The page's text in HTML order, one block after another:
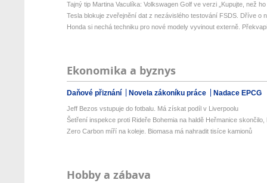
Tajný tip Martina Vaculíka: Volkswagen Golf ve verzi „Kupujte, než ho
Tesla blokuje zveřejnění dat z nezávislého testování FSDS. Dříve o
Honda si nechá techniku pro nové modely vyvinout externě.
Ekonomika a byznys
Daňové přiznání Novela zákoníku práce Nadace EPCG
Jeff Bezos vstupuje do fotbalu. Má získat podíl v Liverpoolu
Šetření inspekce proti Rideře Bohemia na haldě Heřmanice skončilo,
Zero Carbon míří na koleje. Biomasa má nahradit tisíce kamionů
Hobby a zábava